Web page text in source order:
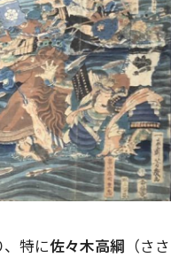
特に佐々木高綱 （ささ